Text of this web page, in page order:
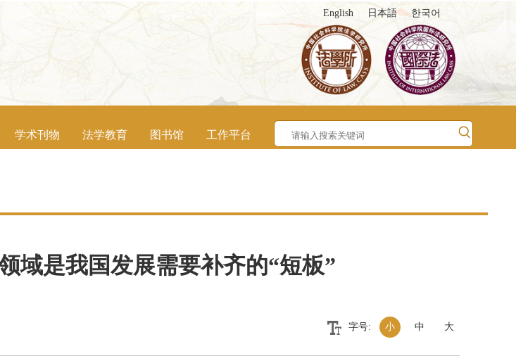
English 日本語 한국어
学术刊物 法学教育 图书馆 工作平台
域是我国发展需要补齐的“短板”
字号: 小 中 大